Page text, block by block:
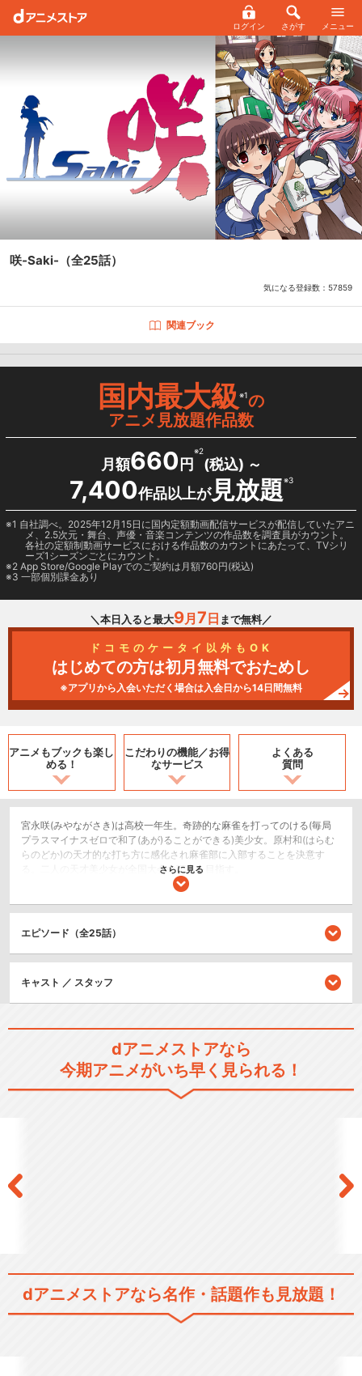
ログイン さがす メニュー
咲-Saki- （全25話）
気になる登録数： 57859
関連ブック
国内最大級※1の
アニメ見放題作品数
月額660 円
※2
(税込) ～
7,400作品以上が見放題※3
1 自社調べ。2025年12月15日に国内定額動画配信サービスが配信していたアニ
メ、2.5次元・舞台、声優・音楽コンテンツの作品数を調査員がカウント。
各社の定額制動画サービスにおける作品数のカウントにあたって、TVシリ
ーズ1シーズンごとにカウント。
2 App Store/Google Playでのご契約は月額760円(税込)
3 一部個別課金あり
＼本日入ると最大9月 7 日 まで無料／
ドコモのケータイ以外もOK
はじめての方は初月無料でおためし
※アプリから入会いただく場合は入会日から14日間無料
アニメもブックも楽し
める！
こだわりの機能／お得
なサービス
よくある
質問
宮永咲(みやながさき)は高校一年生。奇跡的な麻雀を打ってのける(毎局
プラスマイナスゼロで和了(あが)ることができる)美少女。原村和(はらむ
らのどか)の天才的な打ち方に感化され麻雀部に入部することを決意す
る。二人の天才美少女が全国大会の頂点を目指す。
ドラマ/青春
シリーズ／関連のアニメ作品
咲-Saki- 阿知賀編 episode o
咲 -Saki- 全国編
さらに見る
エピソード（全25話）
キャスト ／ スタッフ
dアニメストアなら
今期アニメがいち早く見られる！
dアニメストアなら名作・話題作も見放題！